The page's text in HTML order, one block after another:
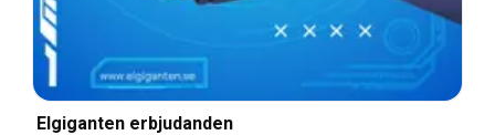
Elgiganten erbjudanden